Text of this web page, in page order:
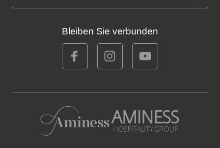
Bleiben Sie verbunden